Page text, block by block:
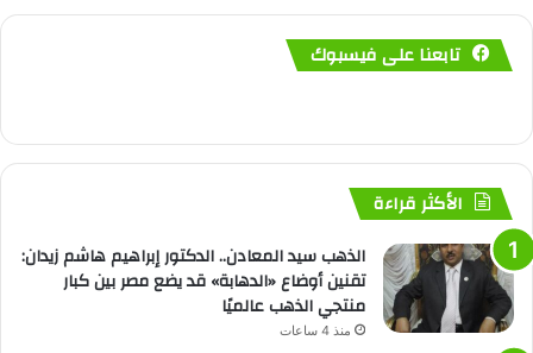
تابعنا على فيسبوك
الأكثر قراءة
الذهب سيد المعادن.. الدكتور إبراهيم هاشم زيدان:
تقنين أوضاع «الدهابة» قد يضع مصر بين كبار
منتجي الذهب عالميًا
منذ 4 ساعات